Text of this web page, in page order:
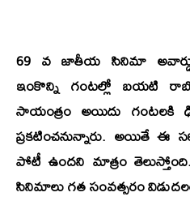
69 వ జాతీయ సినిమా
ఇంకొన్ని గంటల్లో బయటి
సాయంత్రం అయిదు గంటలకి
ప్రకటించనున్నారు. అయితే ఈ
పోటీ ఉందని మాత్రం
సినిమాలు గత సంవత్సరం